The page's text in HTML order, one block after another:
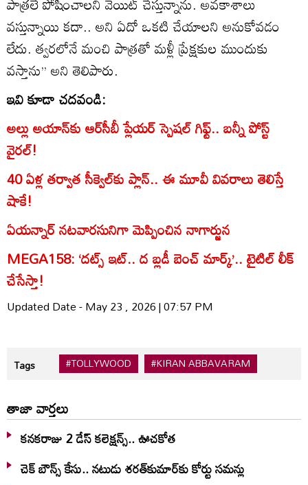
వస్తున్నాయి కదా.. అని ఏదో ఒకటి చేయాలని అనుకోవడం
లేదు. త్వరలోనే మంచి పాత్రతో మళ్లీ ప్రేక్షకుల ముందుకు
వస్తాను’’ అని తెలిపారు.
ఇవి కూడా చదవండి:
అల్లు అయాన్‌కు ఆర్‌సీబీ ప్లేయర్ స్పెషల్ గిఫ్ట్.. బన్నీ పోస్ట్
వైరల్!
40 ఏళ్ల తర్వాత సీక్వెల్‌కు ప్లాన్.. ఈ మూవీ వివరాలు తెలిస్తే
షాకే!
ఏయన్నార్ నటవారసునిగా మెప్పించిన నాగార్జున
MEGA158: ‘దట్స్ ఇట్.. ద బ్లడీ బెంచ్ మార్క్’.. టైటిల్ లీక్
చేసేస్తా!
Updated Date - May 23 , 2026 | 07:57 PM
Tags #TOLLYWOOD #KIRAN ABBAVARAM
తాజా వార్తలు
కనకరాజు 2 డేస్ కలెక్షన్స్.. ఊచకోత
చెక్ బౌన్స్ కేసు.. నటుడు శరత్‌కుమార్‌కు కోర్టు సమన్లు